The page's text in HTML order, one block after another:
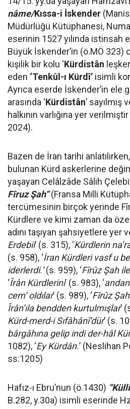
nâme/Kıssa-i İskender
Müdürlüğü Kütüphanesi,
eserinin 1527 yılında istinsah
Büyük İskender’in (ö.MÖ 323)
kişilik bir kolu ‘Kürdistân
eden ‘Tenkûl-ı Kürdî’ isimli
Ayrıca eserde İskender’in ele
arasında ‘Kürdistân’ sayılmış
halkının varlığına yer
2024).
Bazen de İran tarihi
bulunan Kürd askerlerine
yaşayan Celâlzâde Sâlih
Fîruz Şah”(Fransa Milli
tercümesinin birçok yerinde
Kürdlere ve kimi zaman da
adını taşıyan şahsiyetlere yer
Erdebil’ (s. 315), ‘Kürdlerin
(s. 958), ‘İran Kürdleri vasf u
iderlerdi.’(s. 959), ‘Fîrûz Şah
‘Îrân Kürdlerini’ (s. 983), ‘
cem‘ oldılar’ (s. 989), ‘Fîrûz
Îrân’ıla bendden kurtulmışlar’
Kürd-merd-i Sıfâhânî’dür’ (s.
bârgâhına gelip indi der-hâl
1082), ‘Ey Kürdân.’ (Neslihan
ss:1205)
Hafız-ı Ebru’nun (ö.1430)
B.282, y.30a) isimli eserinde